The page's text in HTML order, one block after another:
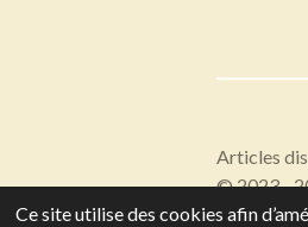
Ce site utilise des cookies afin
Articles
© 2023 -